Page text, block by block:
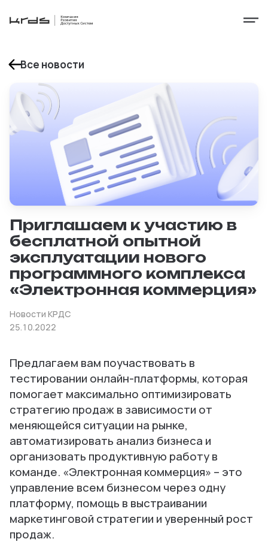
Все новости
Приглашаем к участию в
бесплатной опытной
эксплуатации нового
программного комплекса
«Электронная коммерция»
Новости КРДС
25.10.2022
Предлагаем вам поучаствовать в
тестировании онлайн-платформы, которая
помогает максимально оптимизировать
стратегию продаж в зависимости от
меняющейся ситуации на рынке,
автоматизировать анализ бизнеса и
организовать продуктивную работу в
команде. «Электронная коммерция» – это
управление всем бизнесом через одну
платформу, помощь в выстраивании
маркетинговой стратегии и уверенный рост
продаж.